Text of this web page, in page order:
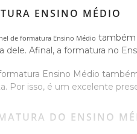
ENSINO MÉDIO
de formatura Ensino Médio também
dele. Afinal, a formatura no
Ensino Médio
Por isso, é um excelente
DO ENSINO